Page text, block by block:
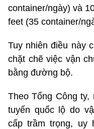
container/ngày) và
feet (35 container/
Tuy nhiên điều này
chặt chẽ việc vận
bằng đường bộ.
Theo Tổng Công ty,
tuyến quốc lộ do
cấp trầm trọng, uy